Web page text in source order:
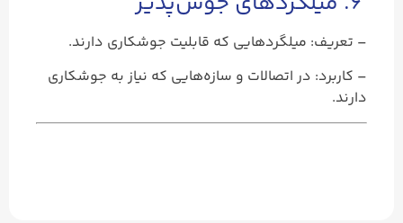
– تعریف: میلگردهایی که قابلیت جوشکاری دارند.
– کاربرد: در اتصالات و سازه‌هایی که نیاز به جوشکاری
دارند.